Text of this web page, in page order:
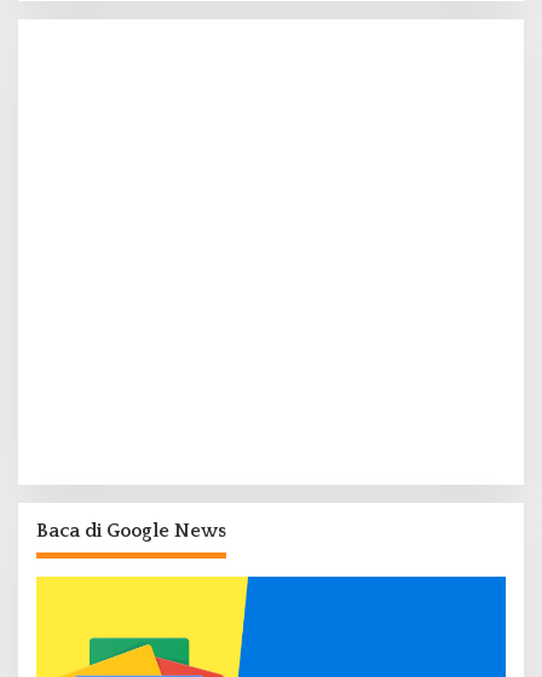
Baca di Google News